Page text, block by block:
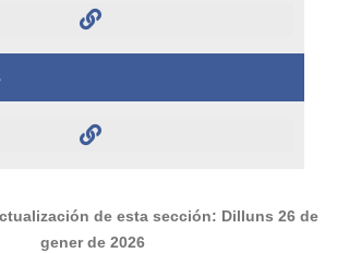
de esta sección: Dilluns 26 de
gener de 2026